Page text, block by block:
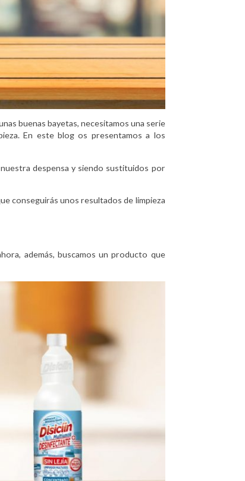
buenas bayetas, necesitamos una serie
En este blog os presentamos a los
despensa y siendo sustituidos por
conseguirás unos resultados de limpieza
además, buscamos un producto que